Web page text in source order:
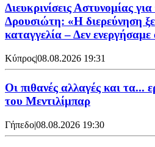
Διευκρινίσεις Αστυνομίας
Δρουσιώτη: «Η διερεύνηση
καταγγελία – Δεν
Κύπρος|08.08.2026 19:31
Οι πιθανές αλλαγές και τα...
του Μεντιλίμπαρ
Γήπεδο|08.08.2026 19:30